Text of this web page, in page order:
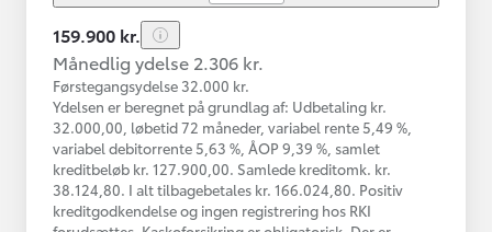
159.900 kr.
Månedlig ydelse 2.306 kr.
Førstegangsydelse 32.000 kr.
Ydelsen er beregnet på grundlag af: Udbetaling kr.
32.000,00, løbetid 72 måneder, variabel rente 5,49 %,
variabel debitorrente 5,63 %, ÅOP 9,39 %, samlet
kreditbeløb kr. 127.900,00. Samlede kreditomk. kr.
38.124,80. I alt tilbagebetales kr. 166.024,80. Positiv
kreditgodkendelse og ingen registrering hos RKI